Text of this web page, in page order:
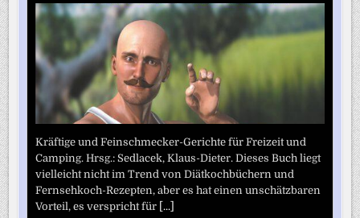
Kräftige und Feinschmecker-Gerichte für Freizeit und
Camping. Hrsg.: Sedlacek, Klaus-Dieter. Dieses Buch liegt
vielleicht nicht im Trend von Diätkochbüchern und
Fernsehkoch-Rezepten, aber es hat einen unschätzbaren
Vorteil, es verspricht für [...]